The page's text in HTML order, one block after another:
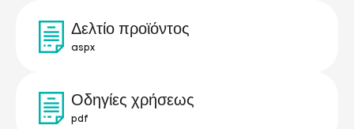
Δελτίο προϊόντος
aspx
Οδηγίες χρήσεως
pdf